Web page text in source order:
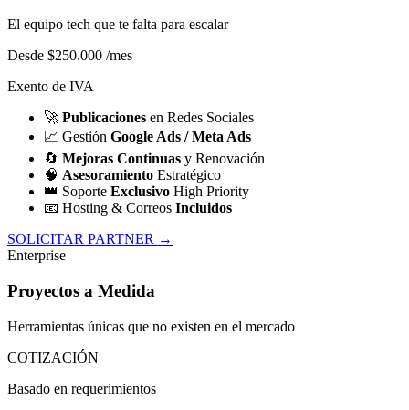
El equipo tech que te falta para escalar
Desde $250.000 /mes
Exento de IVA
🚀 Publicaciones en Redes Sociales
📈 Gestión Google Ads / Meta Ads
🔄 Mejoras Continuas y Renovación
🧠 Asesoramiento Estratégico
👑 Soporte Exclusivo High Priority
📧 Hosting & Correos Incluidos
SOLICITAR PARTNER →
Enterprise
Proyectos a Medida
Herramientas únicas que no existen en el mercado
COTIZACIÓN
Basado en requerimientos